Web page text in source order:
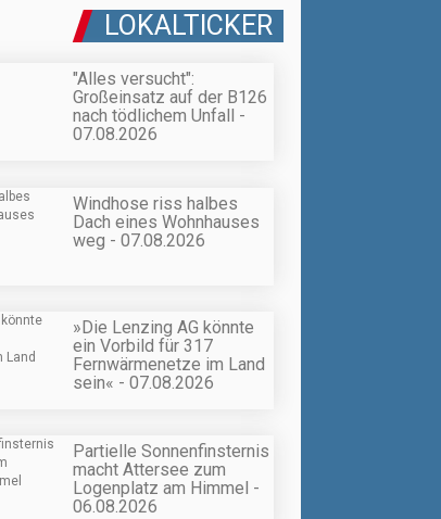
LOKALTICKER
"Alles versucht":
Großeinsatz auf der B126
nach tödlichem Unfall -
07.08.2026
Windhose riss halbes
Dach eines Wohnhauses
weg - 07.08.2026
»Die Lenzing AG könnte
ein Vorbild für 317
Fernwärmenetze im Land
sein« - 07.08.2026
Partielle Sonnenfinsternis
macht Attersee zum
Logenplatz am Himmel -
06.08.2026